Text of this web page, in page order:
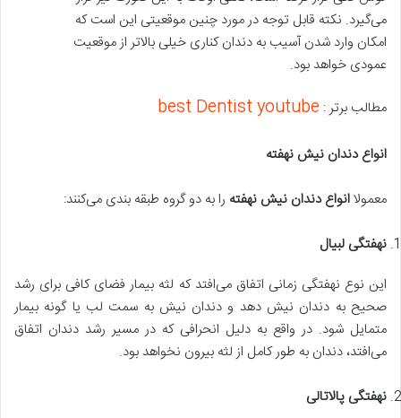
می‌گیرد. نکته قابل توجه در مورد چنین موقعیتی این است که
امکان وارد شدن آسیب به دندان کناری خیلی بالاتر از موقعیت
عمودی خواهد بود.
مطالب برتر : best Dentist youtube
انواع دندان نیش نهفته
معمولاانواع دندان نیش نهفته را به دو گروه طبقه بندی می‌کنند:
نهفتگی لبیال
این نوع نهفتگی زمانی اتفاق می‌افتد که لثه بیمار فضای کافی برای رشد
صحیح به دندان نیش دهد و دندان نیش به سمت لب یا گونه بیمار
متمایل شود. در واقع به دلیل انحرافی که در مسیر رشد دندان اتفاق
می‌افتد، دندان به طور کامل از لثه بیرون نخواهد بود.
نهفتگی پالاتالی